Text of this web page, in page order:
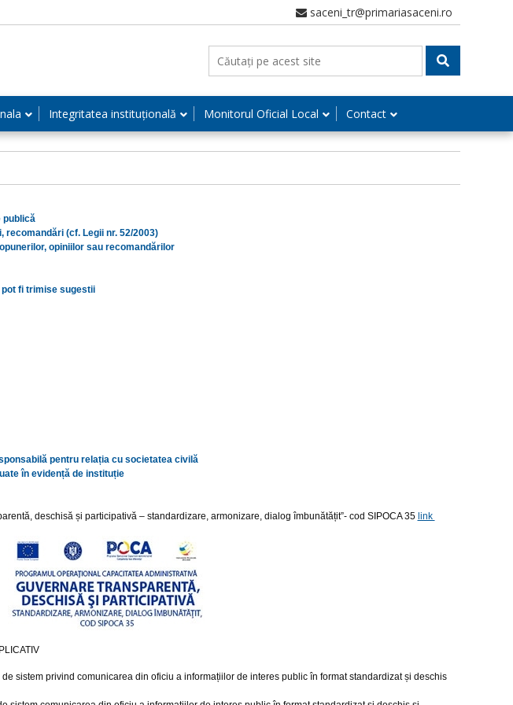
saceni_tr@primariasaceni.ro
Integritatea instituțională Monitorul Oficial Local Contact
publică
recomandări (cf. Legii nr. 52/2003)
opiniilor sau recomandărilor
fi trimise sugestii
pentru relația cu societatea civilă
în evidență de instituție
deschisă și participativă – standardizare, armonizare, dialog îmbunătățit”- cod SIPOCA 35 link
sistem privind comunicarea din oficiu a informațiilor de interes public în format standardizat și deschis